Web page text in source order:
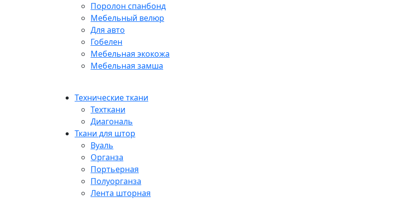
Поролон спанбонд
Мебельный велюр
Для авто
Гобелен
Мебельная экокожа
Мебельная замша
Технические ткани
Техткани
Диагональ
Ткани для штор
Вуаль
Органза
Портьерная
Полуорганза
Лента шторная